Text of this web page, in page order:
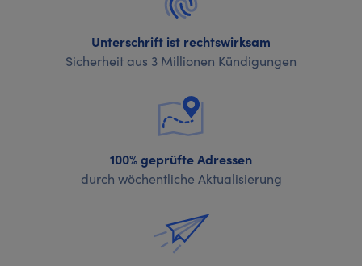
Unterschrift ist rechtswirksam
Sicherheit aus 3 Millionen Kündigungen
100% geprüfte Adressen
durch wöchentliche Aktualisierung